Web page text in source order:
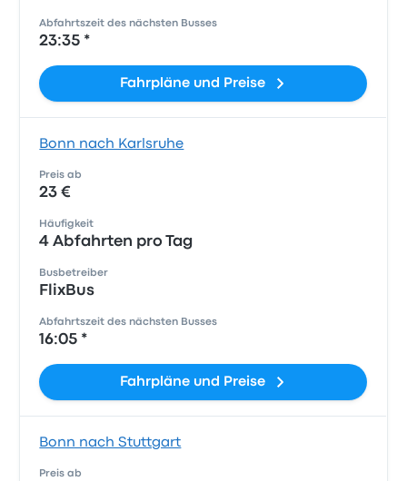
Abfahrtszeit des nächsten Busses
23:35 *
Fahrpläne und Preise
Bonn nach Karlsruhe
Preis ab
23 €
Häufigkeit
4 Abfahrten pro Tag
Busbetreiber
FlixBus
Abfahrtszeit des nächsten Busses
16:05 *
Fahrpläne und Preise
Bonn nach Stuttgart
Preis ab